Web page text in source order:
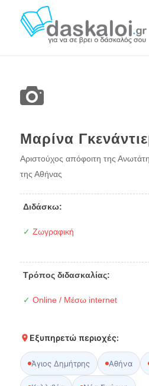
Μαρίνα
Αριστούχος απόφοιτη της
της Αθήνας
Διδάσκω:
✓ Ζωγραφική
Τρόπος διδασκαλίας:
✓ Online / Μέσω internet
Εξυπηρετώ περιοχές:
Άγιος Δημήτρης Αθήνα